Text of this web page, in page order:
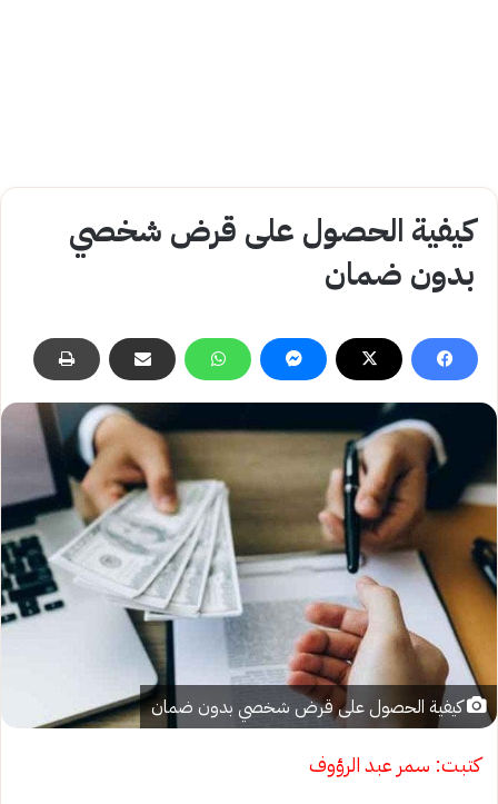
كيفية الحصول على قرض شخصي
بدون ضمان
كيفية الحصول على قرض شخصي بدون ضمان
كتبت: سمر عبد الرؤوف